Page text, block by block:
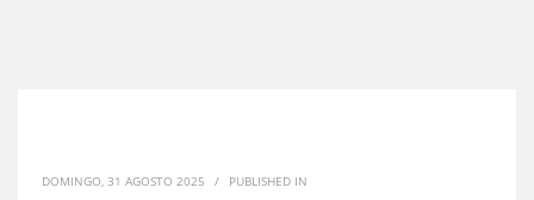
DOMINGO, 31 AGOSTO 2025 / PUBLISHED IN